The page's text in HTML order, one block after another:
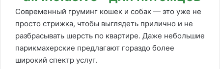
Современный груминг кошек и собак — это уже не
просто стрижка, чтобы выглядеть прилично и не
разбрасывать шерсть по квартире. Даже небольшие
парикмахерские предлагают гораздо более
широкий спектр услуг.